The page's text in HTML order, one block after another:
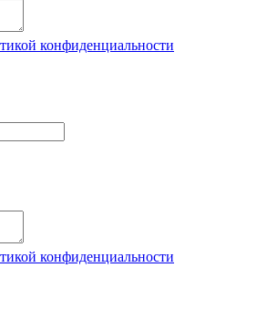
конфиденциальности
конфиденциальности